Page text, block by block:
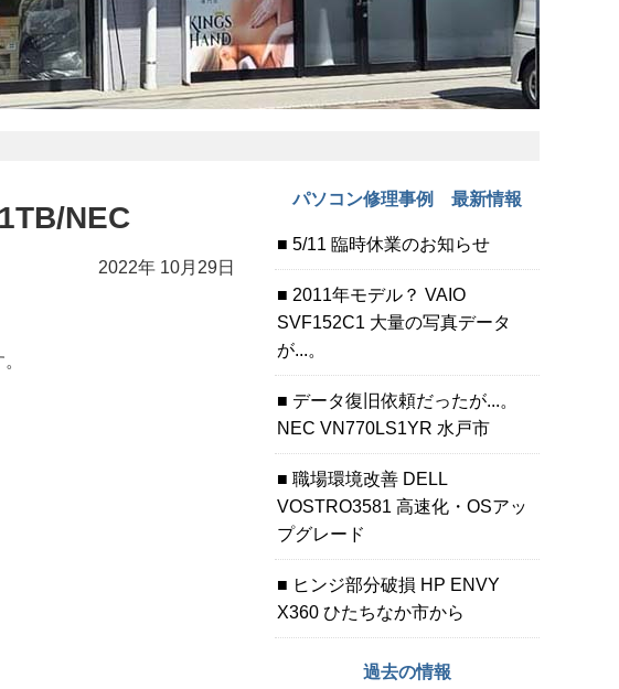
NEC
2022年 10月29日
パソコン修理事例 最新情報
5/11 臨時休業のお知らせ
2011年モデル？ VAIO
SVF152C1 大量の写真データ
が...。
データ復旧依頼だったが...。
NEC VN770LS1YR 水戸市
職場環境改善 DELL
VOSTRO3581 高速化・OSアッ
プグレード
ヒンジ部分破損 HP ENVY
X360 ひたちなか市から
過去の情報